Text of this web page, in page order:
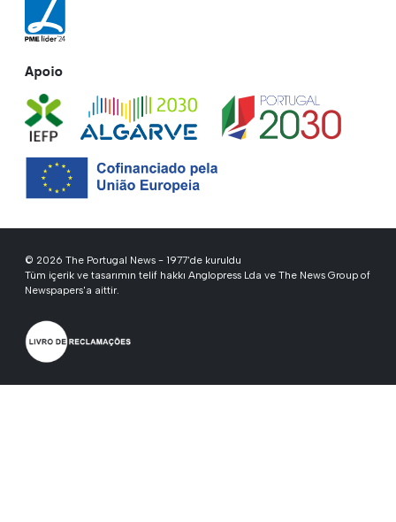
Apoio
© 2026 The Portugal News - 1977'de kuruldu
Tüm içerik ve tasarımın telif hakkı Anglopress Lda ve The News Group of
Newspapers'a aittir.